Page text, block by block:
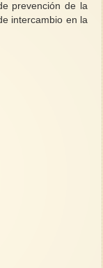
prevención de la
intercambio en la